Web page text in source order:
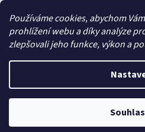
Používáme cookies, abychom
prohlížení webu a díky analýze
zlepšovali jeho funkce, výkon a